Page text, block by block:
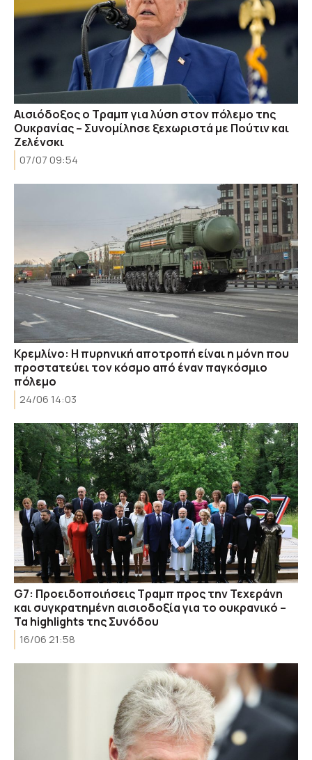
Αισιόδοξος ο Τραμπ για λύση στον πόλεμο της
Ουκρανίας – Συνομίλησε ξεχωριστά με Πούτιν και
Ζελένσκι
07/07 09:54
Κρεμλίνο: Η πυρηνική αποτροπή είναι η μόνη που
προστατεύει τον κόσμο από έναν παγκόσμιο
πόλεμο
24/06 14:03
G7: Προειδοποιήσεις Τραμπ προς την Τεχεράνη
και συγκρατημένη αισιοδοξία για το ουκρανικό –
Τα highlights της Συνόδου
16/06 21:58